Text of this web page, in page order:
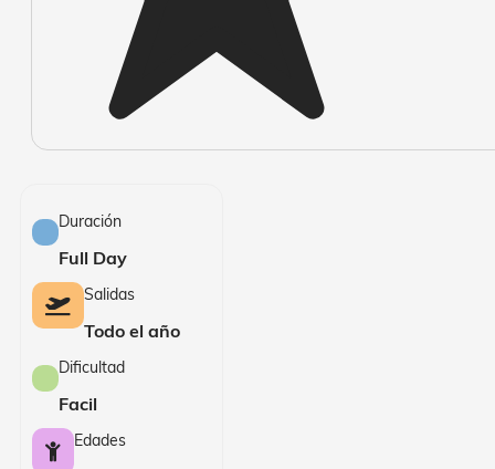
Duración
Full Day
Salidas
Todo el año
Dificultad
Facil
Edades